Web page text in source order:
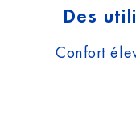
Des
Confort